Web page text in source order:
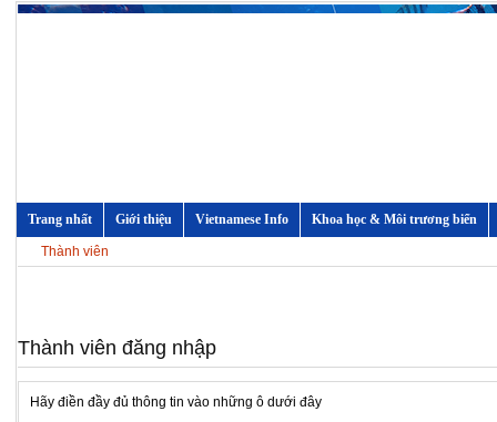
Trang nhất Giới thiệu Vietnamese Info Khoa học & Môi trương biển
Thành viên
Thành viên đăng nhập
Hãy điền đầy đủ thông tin vào những ô dưới đây